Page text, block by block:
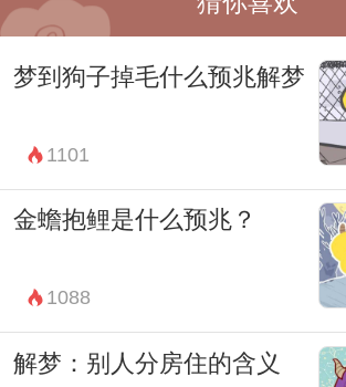
代表着梦者内心深处的欲望或
通常被认为是一种低等的生物
表着高贵或者纯洁。因此，白
种内心矛盾的象征，代表着梦
冲突的认识。
无论是哪种解释，都需要结合
境和个人的经历来进行理解。
的一种表达方式，而每个人的
一无二的。因此，对于白虫子
梦到狗子掉毛什么预兆解梦
1101
金蟾抱鲤是什么预兆？
1088
解梦：别人分房住的含义